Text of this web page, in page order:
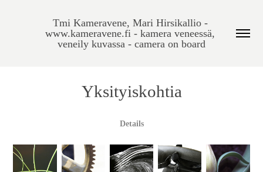
Tmi Kameravene, Mari Hirsikallio -
www.kameravene.fi - kamera veneessä,
veneily kuvassa - camera on board
Yksityiskohtia
Details